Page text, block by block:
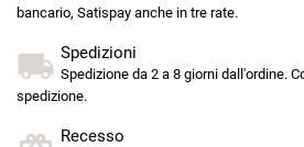
bancario, Satispay anche in tre rate.
Spedizioni
Spedizione da 2 a 8 giorni dall'ordine.
spedizione.
Recesso